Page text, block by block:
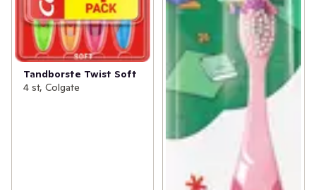
Tandborste Twist Soft
4 st, Colgate